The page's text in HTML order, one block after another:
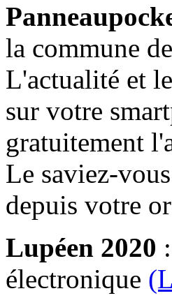
la commune
L'actualité et
sur votre
gratuitement
Le saviez-
depuis votre
Lupéen 2020
électronique